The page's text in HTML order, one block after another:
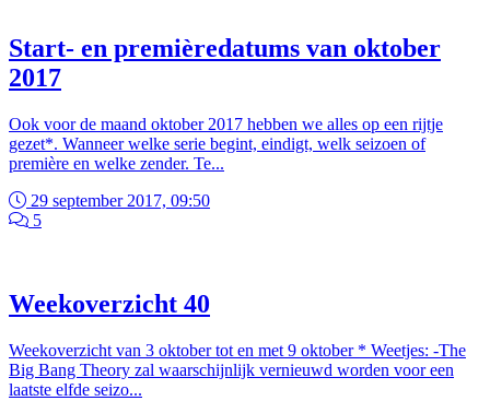
Start- en premièredatums van oktober
2017
Ook voor de maand oktober 2017 hebben we alles op een rijtje
gezet*. Wanneer welke serie begint, eindigt, welk seizoen of
première en welke zender. Te...
29 september 2017, 09:50
5
Weekoverzicht 40
Weekoverzicht van 3 oktober tot en met 9 oktober * Weetjes: -The
Big Bang Theory zal waarschijnlijk vernieuwd worden voor een
laatste elfde seizo...